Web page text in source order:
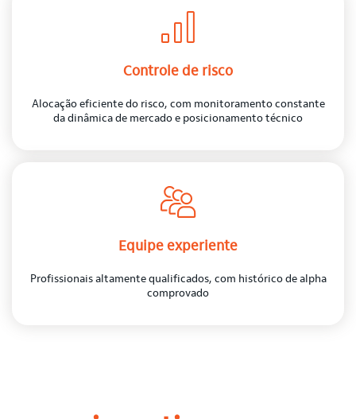
Controle de risco
Alocação eficiente do risco, com monitoramento constante
da dinâmica de mercado e posicionamento técnico
Equipe experiente
Profissionais altamente qualificados, com histórico de alpha
comprovado